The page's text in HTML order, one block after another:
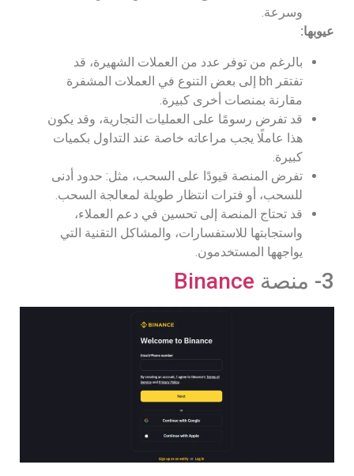
وسرعة.
عيوبها:
بالرغم من توفر عدد من العملات الشهيرة، قد
تفتقر bh إلى بعض التنوع في العملات المشفرة
مقارنة بمنصات أخرى كبيرة.
قد تفرض رسومًا على العمليات التجارية، وقد يكون
هذا عاملًا يجب مراعاته خاصة عند التداول بكميات
كبيرة.
تفرض المنصة قيودًا على السحب، مثل: حدود أدنى
للسحب، أو فترات انتظار طويلة لمعالجة السحب.
قد تحتاج المنصة إلى تحسين في دعم العملاء،
واستجابتها للاستفسارات، والمشاكل التقنية التي
يواجهها المستخدمون.
3- منصة Binance